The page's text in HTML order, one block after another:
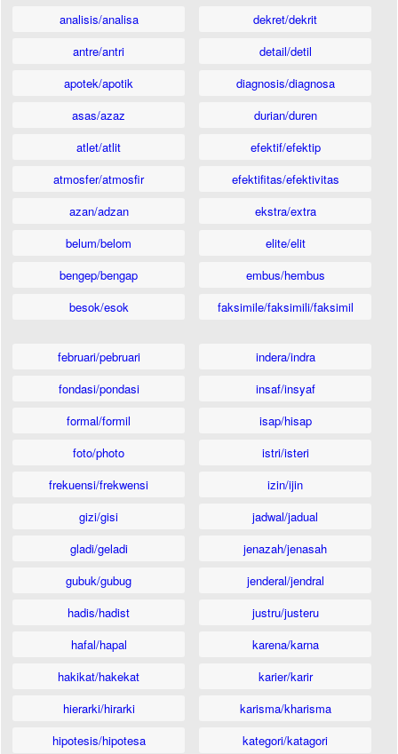
analisis/analisa
antre/antri
apotek/apotik
asas/azaz
atlet/atlit
atmosfer/atmosfir
azan/adzan
belum/belom
bengep/bengap
besok/esok
dekret/dekrit
detail/detil
diagnosis/diagnosa
durian/duren
efektif/efektip
efektifitas/efektivitas
ekstra/extra
elite/elit
embus/hembus
faksimile/faksimili/faksimil
februari/pebruari
fondasi/pondasi
formal/formil
foto/photo
frekuensi/frekwensi
gizi/gisi
gladi/geladi
gubuk/gubug
hadis/hadist
hafal/hapal
hakikat/hakekat
hierarki/hirarki
hipotesis/hipotesa
indera/indra
insaf/insyaf
isap/hisap
istri/isteri
izin/ijin
jadwal/jadual
jenazah/jenasah
jenderal/jendral
justru/justeru
karena/karna
karier/karir
karisma/kharisma
kategori/katagori